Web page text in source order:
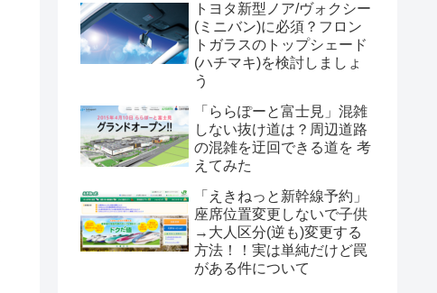
トヨタ新型ノア/ヴォクシー
(ミニバン)に必須？フロン
トガラスのトップシェード
(ハチマキ)を検討しましょ
う
「ららぽーと富士見」混雑
しない抜け道は？周辺道路
の混雑を迂回できる道を 考
えてみた
「えきねっと新幹線予約」
座席位置変更しないで子供
→大人区分(逆も)変更する
方法！！実は単純だけど罠
がある件について